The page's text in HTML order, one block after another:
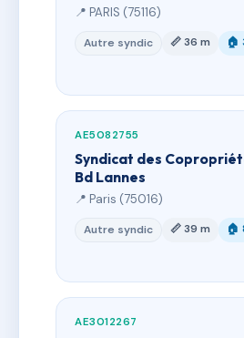
📍 PARIS (75116)
Autre syndic 📏 36 m 🏠
AE5082755
Syndicat des
Bd Lannes
📍 Paris (75016)
Autre syndic 📏 39 m 🏠
AE3012267